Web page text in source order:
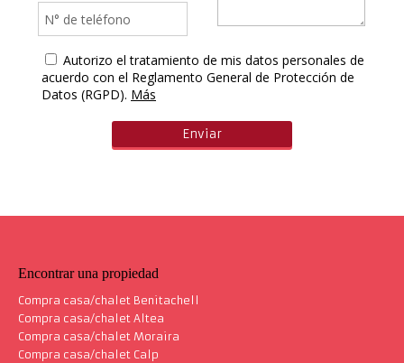
Autorizo el tratamiento de mis datos personales de
acuerdo con el Reglamento General de Protección de
Datos (RGPD). Más
Encontrar una propiedad
Compra casa/chalet Benitachell
Compra casa/chalet Altea
Compra casa/chalet Moraira
Compra casa/chalet Calp